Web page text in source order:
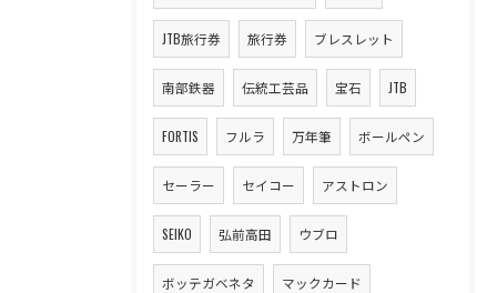
JTB旅行券 旅行券 ブレスレット
南部鉄器 伝統工芸品 宝石 JTB
FORTIS フルラ 万年筆 ボールペン
セーラー セイコー アストロン
SEIKO 弘前高田 ウブロ
ボッテガベネタ マックカード